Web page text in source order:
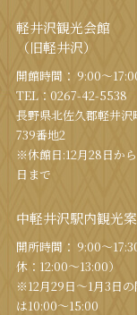
軽井沢観光会館
（旧軽井沢）
開館時間： 9:00〜
TEL： 0267-42-5538
⻑野県北佐久郡軽井沢
739番地2
※休館日:12月28日か
日まで
中軽井沢駅内観光
開所時間： 9:00〜
休：12:00〜13:00）
※12月29日〜1月3日の
は10:00〜15:00